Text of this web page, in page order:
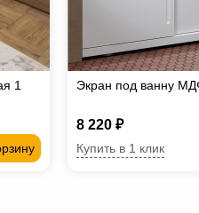
1 Экран под ванну
8 220 ₽
Купить в 1 клик